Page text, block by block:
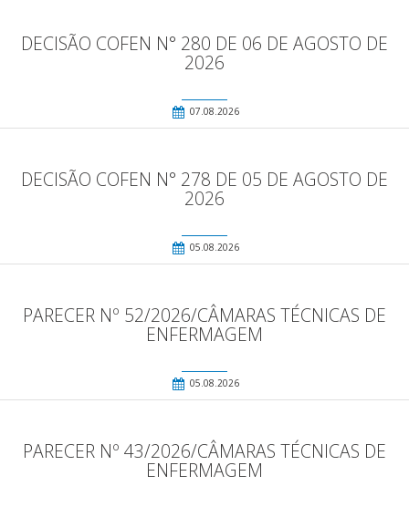
DECISÃO COFEN N° 280 DE 06 DE AGOSTO DE
2026
07.08.2026
DECISÃO COFEN N° 278 DE 05 DE AGOSTO DE
2026
05.08.2026
PARECER Nº 52/2026/CÂMARAS TÉCNICAS DE
ENFERMAGEM
05.08.2026
PARECER Nº 43/2026/CÂMARAS TÉCNICAS DE
ENFERMAGEM